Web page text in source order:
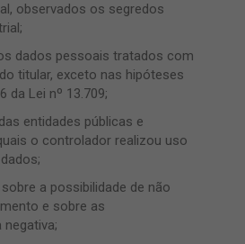
observados os segredos
dados pessoais tratados com
titular, exceto nas hipóteses
da Lei nº 13.709;
entidades públicas e
o controlador realizou uso
a possibilidade de não
e sobre as
negativa;